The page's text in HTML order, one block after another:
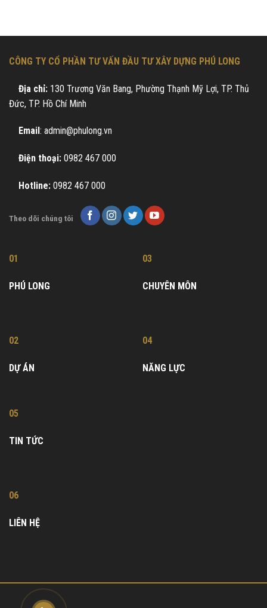
CÔNG TY CỔ PHẦN TƯ VẤN ĐẦU TƯ XÂY DỰNG PHÚ LONG
Địa chỉ: 130 Trương Văn Bang, Phường Thạnh Mỹ Lợi, TP. Thủ
Đức, TP. Hồ Chí Minh
Email : admin@phulong.vn
Điện thoại: 0982 467 000
Hotline: 0982 467 000
Theo dõi chúng tôi
01
PHÚ LONG
02
DỰ ÁN
03
CHUYÊN MÔN
04
NĂNG LỰC
05
TIN TỨC
06
LIÊN HỆ